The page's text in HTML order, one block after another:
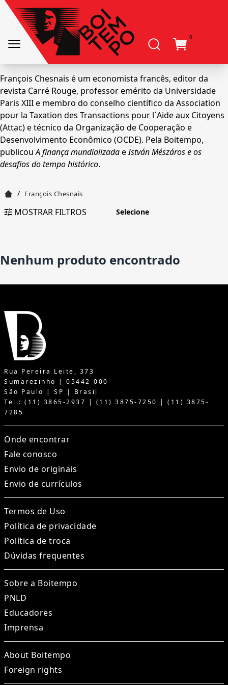
0
François Chesnais é um economista francês, editor da
revista Carré Rouge, professor emérito da Universidade
Paris XIII e membro do conselho científico da Association
pour la Taxation des Transactions pour l´Aide aux Citoyens
(Attac) e técnico da Organização de Cooperação e
Desenvolvimento Econômico (OCDE). Pela Boitempo,
publicouA finança mundializadaeIstván Mészáros e os
desafios do tempo histórico.
/ François Chesnais
MOSTRAR FILTROS
Nenhum produto encontrado
Rua Pereira Leite, 373
Sumarezinho | 05442-000
São Paulo | SP | Brasil
Tel.: (11) 3865-2937 | (11) 3875-7250 | (11) 3875-
7285
Onde encontrar
Fale conosco
Envio de originais
Envio de currículos
Termos de Uso
Política de privacidade
Política de troca
Dúvidas frequentes
Sobre a Boitempo
PNLD
Educadores
Imprensa
About Boitempo
Foreign rights